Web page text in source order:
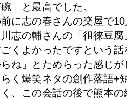
」と最高でした。
に志の春さんの楽屋で
志の輔さんの「徂徠豆
くよかったですという
ね」とためらった感じ
く爆笑ネタの創作落語+
、この会話の後で熊本